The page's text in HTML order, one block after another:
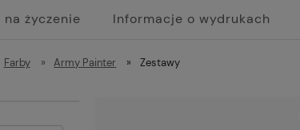
na życzenie Informacje o wydrukach
Farby » Army Painter » Zestawy